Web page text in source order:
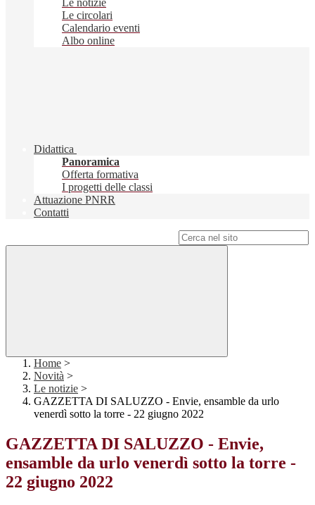
Le notizie
Le circolari
Calendario eventi
Albo online
Didattica
Panoramica
Offerta formativa
I progetti delle classi
Attuazione PNRR
Contatti
Home >
Novità >
Le notizie >
GAZZETTA DI SALUZZO - Envie, ensamble da urlo
venerdì sotto la torre - 22 giugno 2022
GAZZETTA DI SALUZZO - Envie,
ensamble da urlo venerdì sotto la torre -
22 giugno 2022